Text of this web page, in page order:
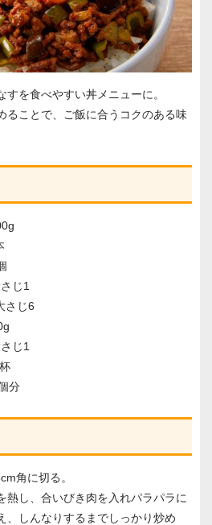
を食べやすい丼メニューに。
ることで、ご飯に合うコクのある味
じ1
さじ6
じ1
分
角に切る。
し、合いびき肉を入れパラパラに
しんなりするまでしっかり炒め